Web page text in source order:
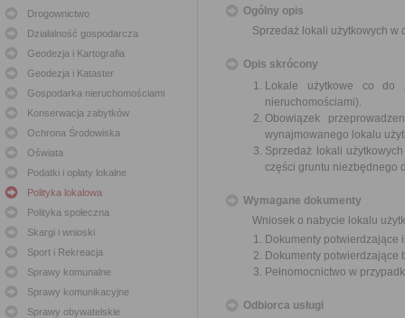
Drogownictwo
Działalność gospodarcza
Geodezja i Kartografia
Geodezja i Kataster
Gospodarka nieruchomościami
Konserwacja zabytków
Ochrona Środowiska
Oświata
Podatki i opłaty lokalne
Polityka lokalowa
Polityka społeczna
Skargi i wnioski
Sport i Rekreacja
Sprawy komunalne
Sprawy komunikacyjne
Sprawy obywatelskie
Ogólny opis
Sprzedaż lokali użytkowych w
Opis skrócony
Lokale użytkowe co do
nieruchomościami).
Obowiązek
wynajmowanego lokalu
Sprzedaż lokali
części gruntu niezbędnego
Wymagane dokumenty
Wniosek o nabycie lokalu
Dokumenty potwierdzające
Dokumenty potwierdzające
Pełnomocnictwo w
Odbiorca usługi